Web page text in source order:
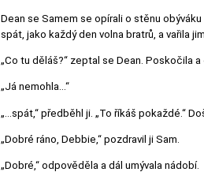
Dean se Samem se opírali o stěnu
spát, jako každý den volna bratrů, a vařila
„Co tu děláš?“ zeptal se Dean. Poskočila
„Já nemohla…“
„…spát,“ předběhl ji. „To říkáš pokaždé.“
„Dobré ráno, Debbie,“ pozdravil ji Sam.
„Dobré,“ odpověděla a dál umývala nádobí.